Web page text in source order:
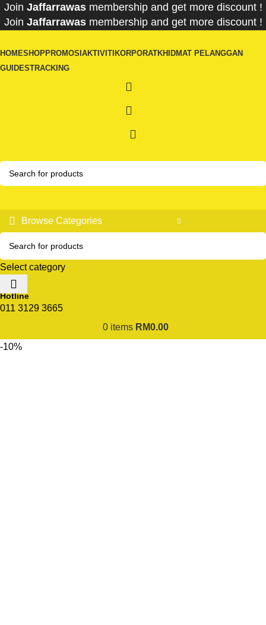
Join Jaffarrawasmembership and get more discount !
Join Jaffarrawasmembership and get more discount !
HOMESHOPPROMOSI AKTIVITI KORPORATKHIDMAT PELANGGAN
GUIDESTRACKING
Browse Categories
Select category
Hotline
011 3129 3665
0 items RM0.00
-10%